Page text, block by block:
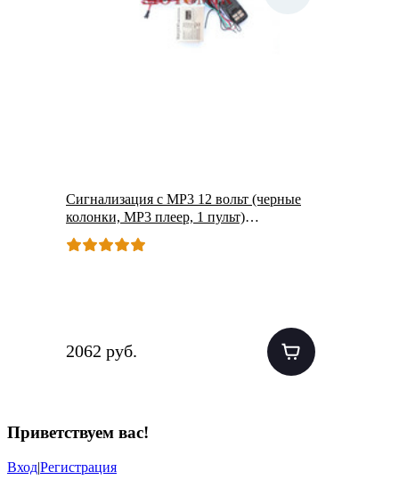
Сигнализация с МР3 12 вольт (черные
колонки, МР3 плеер, 1 пульт)
(CZMP3004-7)
2062 руб.
Приветствуем вас!
Вход|Регистрация